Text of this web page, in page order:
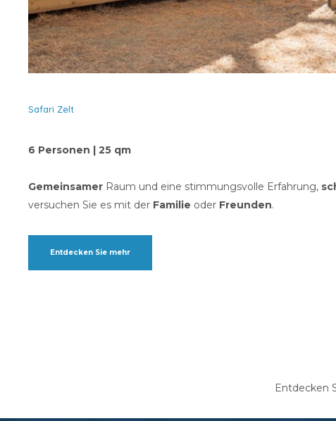
Safari Zelt
6 Personen | 25 qm
Gemeinsamer Raum und eine stimmungsvolle Erfahrung,
versuchen Sie es mit der Familie oder Freunden.
Entdecken Sie mehr
Entdecken